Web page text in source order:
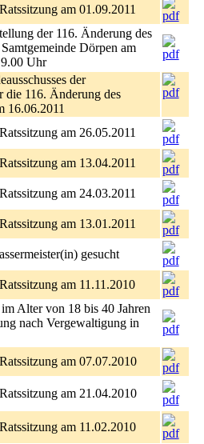
am 01.09.2011
der 116. Änderung des
Dörpen am
Uhr
der
die 116. Änderung des
16.06.2011
am 26.05.2011
am 13.04.2011
am 24.03.2011
am 13.01.2011
gesucht
am 11.11.2010
Alter von 18 bis 40 Jahren
nach Vergewaltigung in
am 07.07.2010
am 21.04.2010
am 11.02.2010